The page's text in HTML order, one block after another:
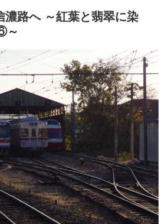
濃路へ ～紅葉と翡翠に染
～